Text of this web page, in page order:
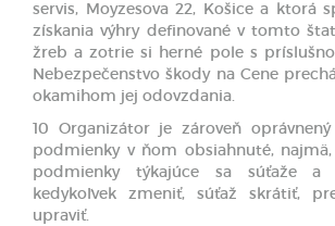
servis, Moyzesova 22, Košice a ktorá
získania výhry definované v tomto
žreb a zotrie si herné pole s
Nebezpečenstvo škody na Cene
okamihom jej odovzdania.
10 Organizátor je zároveň
podmienky v ňom obsiahnuté,
podmienky týkajúce sa súťaže a
kedykoľvek zmeniť, súťaž skrátiť,
upraviť.